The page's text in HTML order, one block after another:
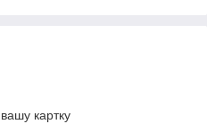
картку